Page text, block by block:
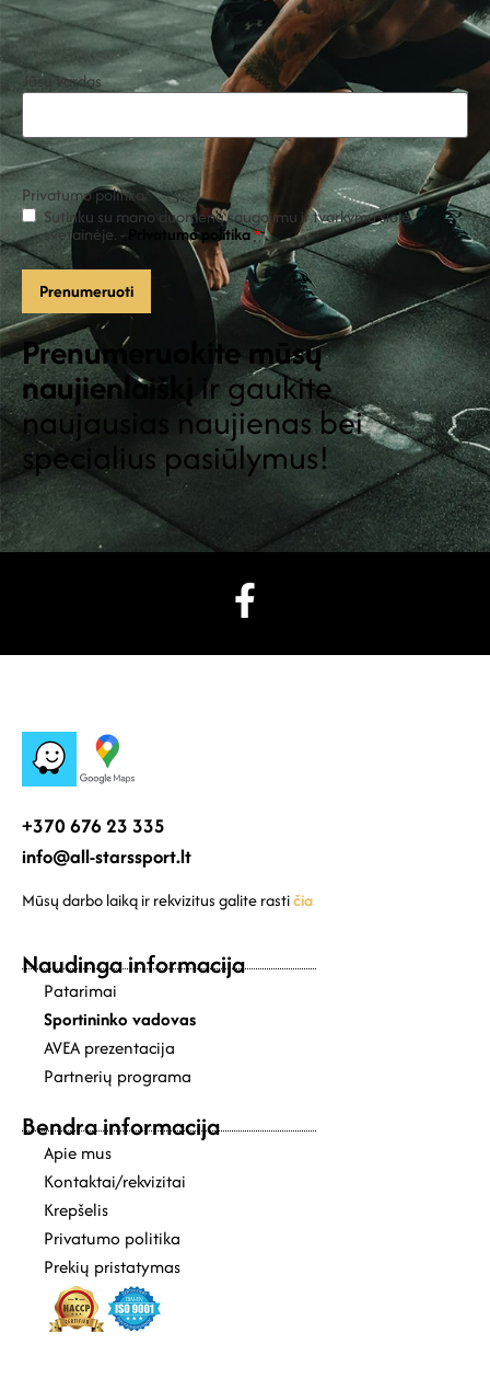
Jūsų vardas
Privatumo politika*
Sutinku su mano duomenų saugojimu ir tvarkymu šioje
svetainėje. - Privatumo politika*
Prenumeruokite mūsų
naujienlaiškįir gaukite
naujausias naujienas bei
specialius pasiūlymus!
+370 676 23 335
info@all-starssport.lt
Mūsų darbo laiką ir rekvizitus galite rastičia
Naudinga informacija
Patarimai
Sportininko vadovas
AVEA prezentacija
Partnerių programa
Bendra informacija
Apie mus
Kontaktai/rekvizitai
Krepšelis
Privatumo politika
Prekių pristatymas